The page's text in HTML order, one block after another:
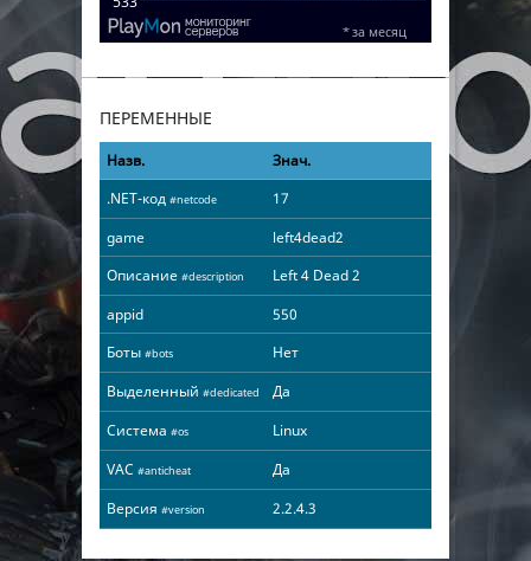
ПЕРЕМЕННЫЕ
Назв.
Знач.
.NET-код #netcode
17
game
left4dead2
Описание #description
Left 4 Dead 2
appid
550
Боты #bots
Нет
Выделенный #dedicated
Да
Система #os
Linux
VAC #anticheat
Да
Версия #version 2.2.4.3